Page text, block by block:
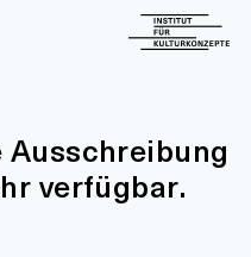
verfügbar.